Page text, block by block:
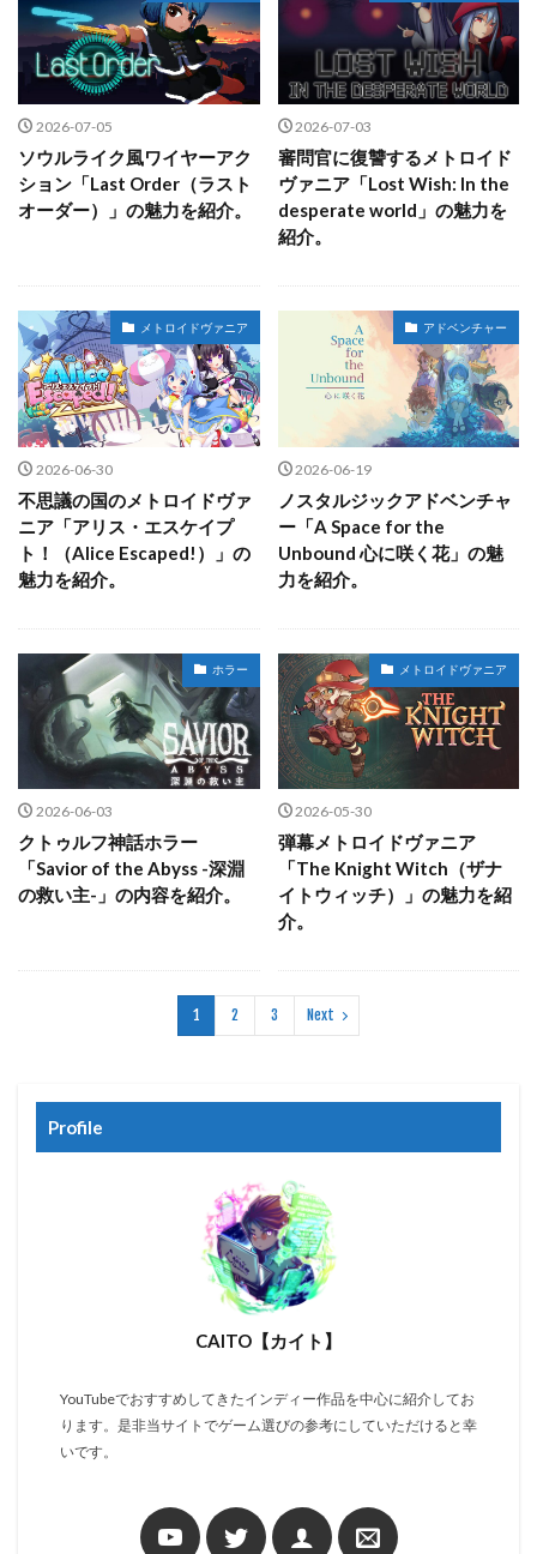
2026-07-05
ソウルライク風ワイヤーアク
ション「Last Order（ラスト
オーダー）」の魅力を紹介。
2026-07-03
審問官に復讐するメトロイド
ヴァニア「Lost Wish: In the
desperate world」の魅力を
紹介。
メトロイドヴァニア
2026-06-30
不思議の国のメトロイドヴァ
ニア「アリス・エスケイプ
ト！（Alice Escaped!）」の
魅力を紹介。
アドベンチャー
2026-06-19
ノスタルジックアドベンチャ
ー「A Space for the
Unbound 心に咲く花」の魅
力を紹介。
ホラー
2026-06-03
クトゥルフ神話ホラー
「Savior of the Abyss -深淵
の救い主-」の内容を紹介。
メトロイドヴァニア
2026-05-30
弾幕メトロイドヴァニア
「The Knight Witch（ザナ
イトウィッチ）」の魅力を紹
介。
1 2 3 Next
Profile
CAITO【カイト】
YouTubeでおすすめしてきたインディー作品を中心に紹介してお
ります。是非当サイトでゲーム選びの参考にしていただけると幸
いです。